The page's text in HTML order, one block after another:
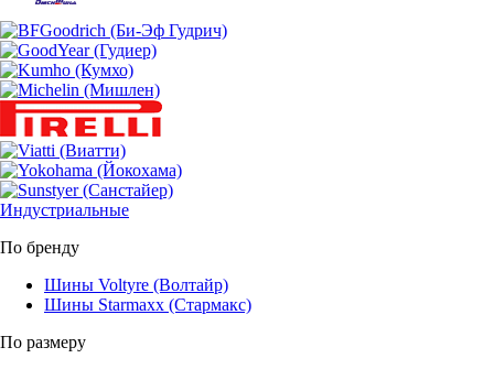
Индустриальные
По бренду
Шины Voltyre (Волтайр)
Шины Starmaxx (Стармакс)
По размеру